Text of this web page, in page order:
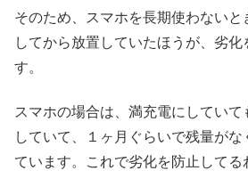
そのため、スマホを長期使わないと
してから放置していたほうが、劣化
す。
スマホの場合は、満充電にしてい
していて、１ヶ月ぐらいで残量が
ています。これで劣化を防止してる